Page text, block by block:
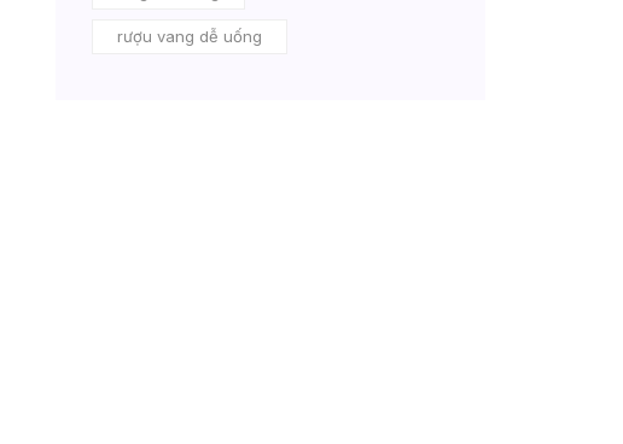
rượu vang dễ uống